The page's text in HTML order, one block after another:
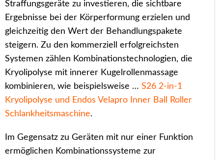
Straffungsgeräte zu investieren, die sichtbare
Ergebnisse bei der Körperformung erzielen und
gleichzeitig den Wert der Behandlungspakete
steigern. Zu den kommerziell erfolgreichsten
Systemen zählen Kombinationstechnologien, die
Kryolipolyse mit innerer Kugelrollenmassage
kombinieren, wie beispielsweise … S26 2-in-1
Kryolipolyse und Endos Velapro Inner Ball Roller
Schlankheitsmaschine.
Im Gegensatz zu Geräten mit nur einer Funktion
ermöglichen Kombinationssysteme zur